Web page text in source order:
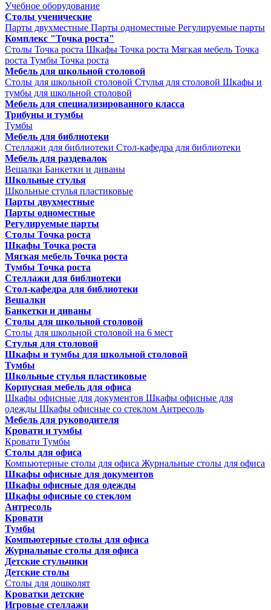
Учебное оборудование
Столы ученические
Парты двухместные Парты одноместные Регулируемые парты
Комплекс "Точка роста"
Столы Точка роста Шкафы Точка роста Мягкая мебель Точка
роста Тумбы Точка роста
Мебель для школьной столовой
Столы для школьной столовой Стулья для столовой Шкафы и
тумбы для школьной столовой
Мебель для специализированного класса
Трибуны и тумбы
Тумбы
Мебель для библиотеки
Стеллажи для библиотеки Стол-кафедра для библиотеки
Мебель для раздевалок
Вешалки Банкетки и диваны
Школьные стулья
Школьные стулья пластиковые
Парты двухместные
Парты одноместные
Регулируемые парты
Столы Точка роста
Шкафы Точка роста
Мягкая мебель Точка роста
Тумбы Точка роста
Стеллажи для библиотеки
Стол-кафедра для библиотеки
Вешалки
Банкетки и диваны
Столы для школьной столовой
Столы для школьной столовой на 6 мест
Стулья для столовой
Шкафы и тумбы для школьной столовой
Тумбы
Школьные стулья пластиковые
Корпусная мебель для офиса
Шкафы офисные для документов Шкафы офисные для
одежды Шкафы офисные со стеклом Антресоль
Мебель для руководителя
Кровати и тумбы
Кровати Тумбы
Столы для офиса
Компьютерные столы для офиса Журнальные столы для офиса
Шкафы офисные для документов
Шкафы офисные для одежды
Шкафы офисные со стеклом
Антресоль
Кровати
Тумбы
Компьютерные столы для офиса
Журнальные столы для офиса
Детские стульчики
Детские столы
Столы для дошколят
Кроватки детские
Игровые стеллажи